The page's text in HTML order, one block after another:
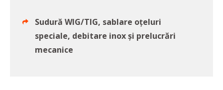
Sudură WIG/TIG, sablare oțeluri
speciale, debitare inox și prelucrări
mecanice